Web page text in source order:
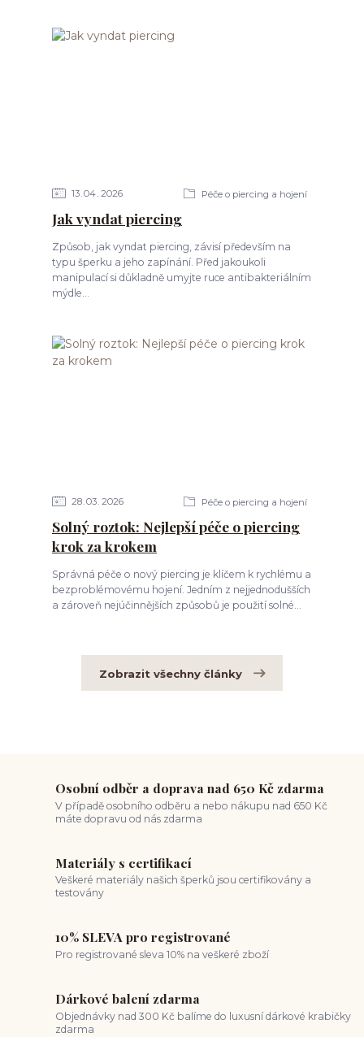
13 04 2026 Péče o piercing a hojení
Jak vyndat piercing
Způsob, jak vyndat piercing, závisí především na
typu šperku a jeho zapínání. Před jakoukoli
manipulací si důkladně umyjte ruce antibakteriálním
mýdle...
28 03 2026 Péče o piercing a hojení
Solný roztok: Nejlepší péče o piercing
krok za krokem
Správná péče o nový piercing je klíčem k rychlému a
bezproblémovému hojení. Jedním z nejjednodušších
a zároveň nejúčinnějších způsobů je použití solné...
Zobrazit všechny články
Osobní odběr a doprava nad 650 Kč zdarma
V případě osobního odběru a nebo nákupu nad 650 Kč
máte dopravu od nás zdarma
Materiály s certifikací
Veškeré materiály našich šperků jsou certifikovány a
testovány
10% SLEVA pro registrované
Pro registrované sleva 10% na veškeré zboží
Dárkové balení zdarma
Objednávky nad 300 Kč balíme do luxusní dárkové krabičky
zdarma